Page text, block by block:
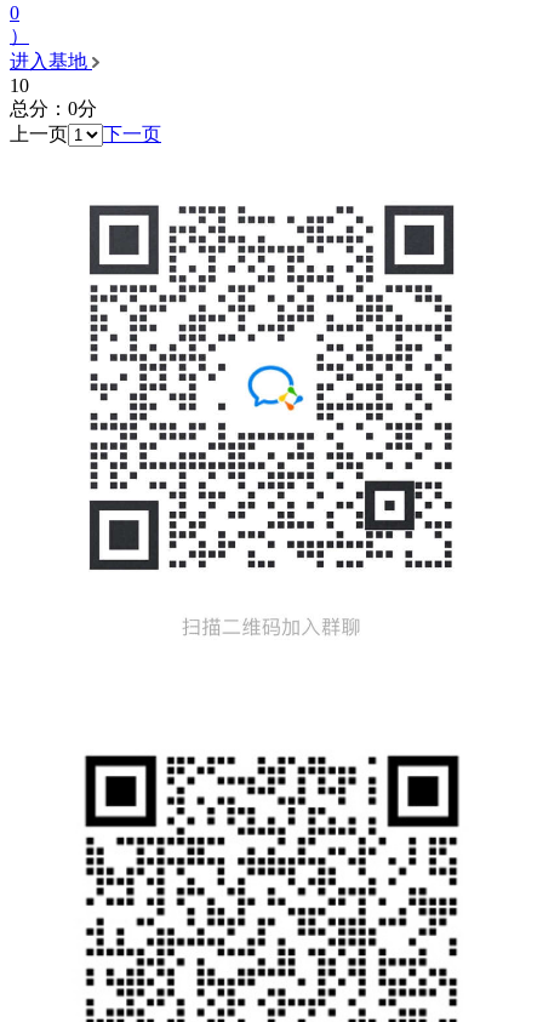
0
）
进入基地
10
总分：0分
上一页
下一页